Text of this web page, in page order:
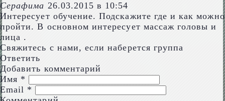
Серафима 26.03.2015 в 10:54
Интересует обучение. Подскажите где и как можно
пройти. В основном интересует массаж головы и
лица .
Свяжитесь с нами, если наберется группа
Ответить
Добавить комментарий
Имя *
Email *